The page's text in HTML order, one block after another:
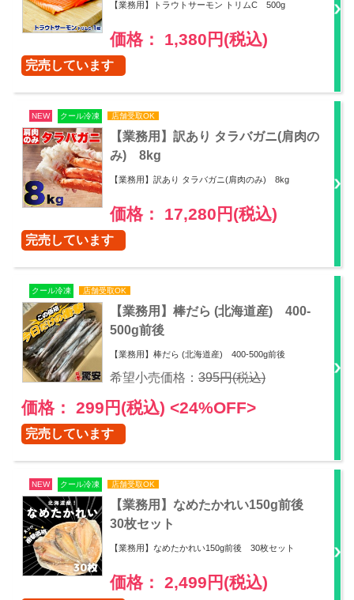
【業務用】トラウトサーモン トリムC 500g
価格： 1,380円(税込)
完売しています
NEW クール冷凍 店舗受取OK
【業務用】訳あり タラバガニ(肩肉の
み) 8kg
【業務用】訳あり タラバガニ(肩肉のみ) 8kg
価格： 17,280円(税込)
完売しています
クール冷凍 店舗受取OK
【業務用】棒だら (北海道産) 400-
500g前後
【業務用】棒だら (北海道産) 400-500g前後
希望小売価格： 395円(税込)
価格： 299円(税込) <24%OFF>
完売しています
NEW クール冷凍 店舗受取OK
【業務用】なめたかれい150g前後
30枚セット
【業務用】なめたかれい150g前後 30枚セット
価格： 2,499円(税込)